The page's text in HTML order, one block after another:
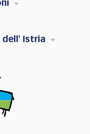
dell' Istria